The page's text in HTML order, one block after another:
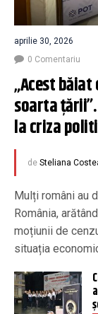
aprilie 30, 2026
0 Comentariu
„Acest băiat
soarta
la criza
de Steliana
Mulți români au
România,
moțiunii de
situația